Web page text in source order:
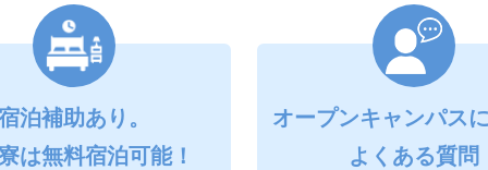
泊補助あり。
は無料宿泊可能！
オープンキャンパス
よくある質問